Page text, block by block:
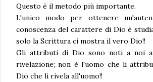
Questo è il metodo più importante.
L'unico modo per ottenere
conoscenza del carattere di Dio è
solo la Scrittura ci mostra il vero Dio!!
Gli attributi di Dio sono noti a noi
rivelazione; non è l'uomo che li
Dio che li rivela all'uomo!!